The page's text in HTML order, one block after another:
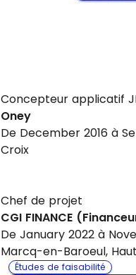
Concepteur applicatif
Oney
De December 2016 à
Croix
Chef de projet
CGI FINANCE
De January 2022 à
Marcq-en-Baroeul,
Études de faisabilité